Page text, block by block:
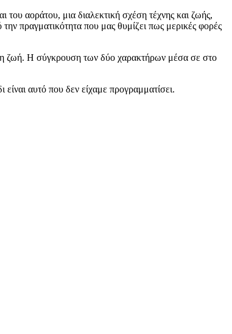
του αοράτου, μια διαλεκτική σχέση τέχνης και ζωής,
πραγματικότητα που μας θυμίζει πως μερικές φορές
ζωή. Η σύγκρουση των δύο χαρακτήρων μέσα σε στο
αυτό που δεν είχαμε προγραμματίσει.